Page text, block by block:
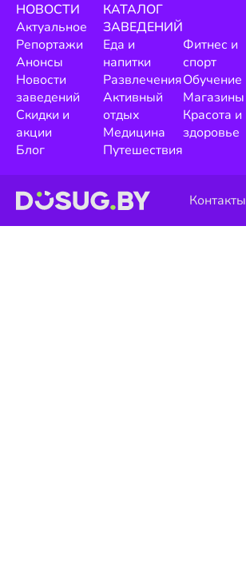
НОВОСТИ
Актуальное
Репортажи
Анонсы
Новости
заведений
Скидки и
акции
Блог
КАТАЛОГ
ЗАВЕДЕНИЙ
Еда и
напитки
Развлечения
Активный
отдых
Медицина
Путешествия
Фитнес и
спорт
Обучение
Магазины
Красота и
здоровье
Контакты